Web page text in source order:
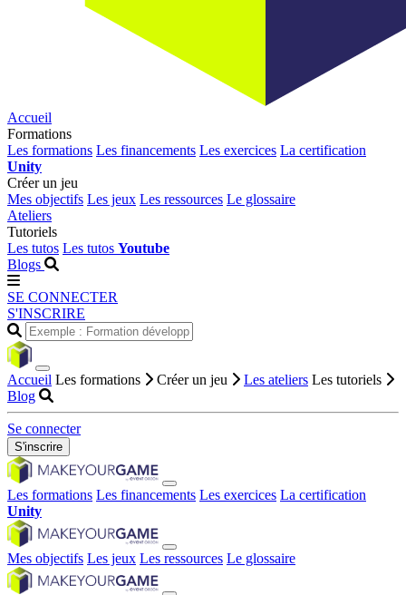
Accueil
Formations
Les formations Les financements Les exercices La certification
Unity
Créer un jeu
Mes objectifs Les jeux Les ressources Le glossaire
Ateliers
Tutoriels
Les tutos Les tutos Youtube
Blogs
SE CONNECTER
S'INSCRIRE
Accueil Les formations Créer un jeu Les ateliers Les tutoriels
Blog
Se connecter
S'inscrire
Les formations Les financements Les exercices La certification
Unity
Mes objectifs Les jeux Les ressources Le glossaire